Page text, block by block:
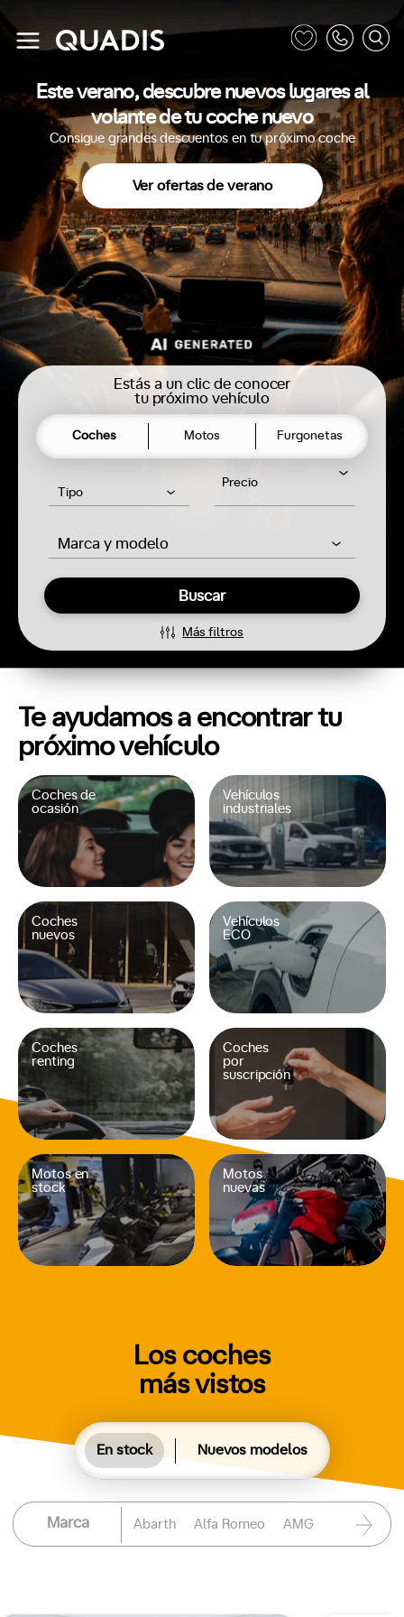
Este verano, descubre nuevos lugares al
volante de tu coche nuevo
Consigue grandes descuentos en tu próximo coche
Ver ofertas de verano
Estás a un clic de conocer
tu próximo vehículo
Coches Motos Furgonetas
Tipo
Precio
Marca y modelo
Buscar
Más filtros
Te ayudamos a encontrar tu
próximo vehículo
Coches de
ocasión
Vehículos
industriales
Coches
nuevos
Vehículos
ECO
Coches
renting
Coches
por
suscripción
Motos en
stock
Motos
nuevas
Los coches
más vistos
En stock Nuevos modelos
Marca Abarth Alfa Romeo AMG